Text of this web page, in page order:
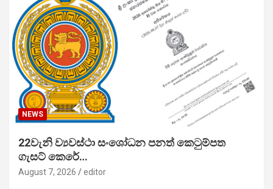
NEWS
22වැනි ව්‍යවස්ථා සංශෝධන පනත් කෙටුම්පත
ගැසට් කෙරේ…
August 7, 2026 editor